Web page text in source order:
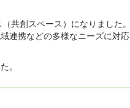
共創スペース）になりました。
連携などの多様なニーズに対応
。